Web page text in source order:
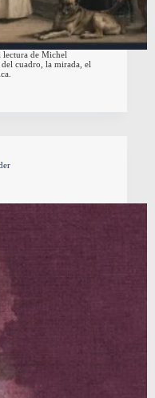
lectura de Michel
cuadro, la mirada, el